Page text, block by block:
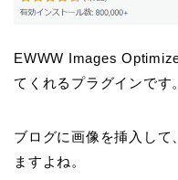
EWWW Images
てくれるプラグインです。
ブログに画像を挿入して
ますよね。